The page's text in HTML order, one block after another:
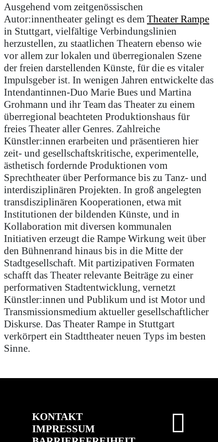
Ausgehend vom zeitgenössischen
Autor:innentheater gelingt es dem Theater Rampe
in Stuttgart, vielfältige Verbindungslinien
herzustellen, zu staatlichen Theatern ebenso wie
vor allem zur lokalen und überregionalen Szene
der freien darstellenden Künste, für die es vitaler
Impulsgeber ist. In wenigen Jahren entwickelte das
Intendantinnen-Duo Marie Bues und Martina
Grohmann und ihr Team das Theater zu einem
überregional beachteten Produktionshaus für
freies Theater aller Genres. Zahlreiche
Künstler:innen erarbeiten und präsentieren hier
zeit- und gesellschaftskritische, experimentelle,
ästhetisch fordernde Produktionen vom
Sprechtheater über Performance bis zu Tanz- und
interdisziplinären Projekten. In groß angelegten
transdisziplinären Kooperationen, etwa mit
Institutionen der bildenden Künste, und in
Kollaboration mit diversen kommunalen
Initiativen erzeugt die Rampe Wirkung weit über
den Bühnenrand hinaus bis in die Mitte der
Stadtgesellschaft. Mit partizipativen Formaten
schafft das Theater relevante Beiträge zu einer
performativen Stadtentwicklung, vernetzt
Künstler:innen und Publikum und ist Motor und
Transmissionsmedium aktueller gesellschaftlicher
Diskurse. Das Theater Rampe in Stuttgart
verkörpert ein Stadttheater neuen Typs im besten
Sinne.
KONTAKT
IMPRESSUM